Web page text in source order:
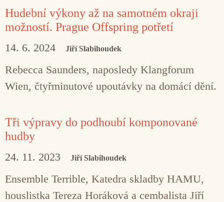
Hudební výkony až na samotném okraji
možností. Prague Offspring potřetí
14. 6. 2024 Jiří Slabihoudek
Rebecca Saunders, naposledy Klangforum
Wien, čtyřminutové upoutávky na domácí dění.
Tři výpravy do podhoubí komponované
hudby
24. 11. 2023 Jiří Slabihoudek
Ensemble Terrible, Katedra skladby HAMU,
houslistka Tereza Horáková a cembalista Jiří